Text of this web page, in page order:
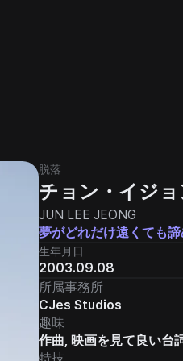
脱落
チョン・イジョ
JUN LEE JEONG
夢がどれだけ遠くても諦
生年月日
2003.09.08
所属事務所
CJes Studios
趣味
作曲, 映画を見て良い台